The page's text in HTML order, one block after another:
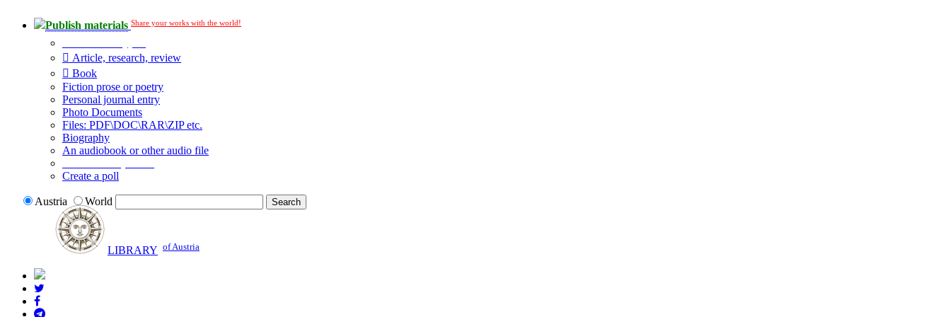
Publish materials Share your works with the world!
Article, research, review
Book
Fiction prose or poetry
Personal journal entry
Photo Documents
Files: PDF\DOC\RAR\ZIP etc.
Biography
An audiobook or other audio file
Create a poll
Austria World
LIBRARY of Austria